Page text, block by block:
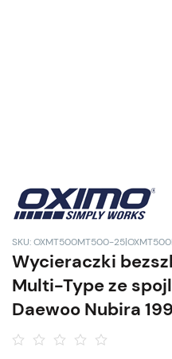
SKU: OXMT500MT500-
Wycieraczki
Multi-Type ze
Daewoo Nubira